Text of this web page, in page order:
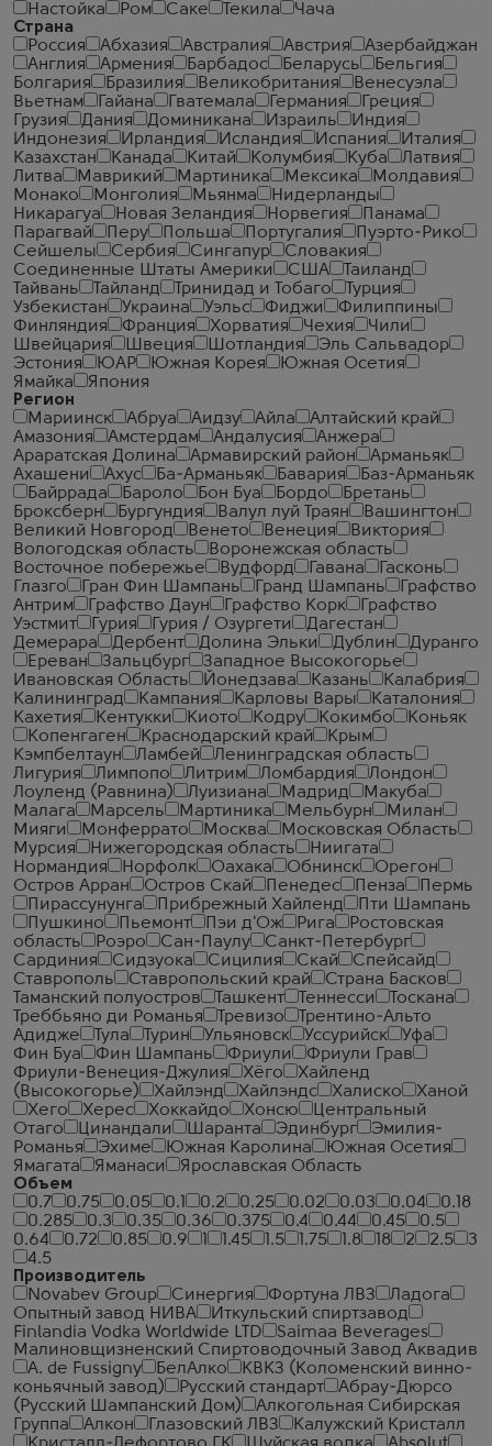
Настойка
Ром Саке Текила
Чача
Страна
Россия
Абхазия Австралия Австрия
Азербайджан
Англия
Армения Барбадос Беларусь
Бельгия
Болгария
Бразилия Великобритания
Венесуэла
Вьетнам
Гайана Гватемала Германия
Греция
Грузия
Дания Доминикана Израиль
Индия
Индонезия
Ирландия Исландия Испания
Италия
Казахстан
Канада Китай Колумбия Куба
Латвия
Литва
Маврикий Мартиника Мексика
Молдавия
Монако
Монголия Мьянма
Нидерланды
Никарагуа
Новая Зеландия Норвегия
Панама
Парагвай
Перу Польша Португалия
Пуэрто-Рико
Сейшелы
Сербия Сингапур
Словакия
Соединенные Штаты Америки
США
Таиланд
Тайвань
Тайланд Тринидад и Тобаго
Турция
Узбекистан
Украина Уэльс Фиджи
Филиппины
Финляндия
Франция Хорватия Чехия
Чили
Швейцария
Швеция Шотландия
Эль Сальвадор
Эстония
ЮАР Южная Корея
Южная Осетия
Ямайка
Япония
Регион
Мариинск
Абруа Аидзу Айла
Алтайский край
Амазония
Амстердам Андалусия
Анжера
Араратская Долина
Армавирский район
Арманьяк
Ахашени
Ахус Ба-Арманьяк Бавария
Баз-Арманьяк
Байррада
Бароло Бон Буа Бордо
Бретань
Броксберн
Бургундия Валул луй Траян
Вашингтон
Великий Новгород
Венето Венеция
Виктория
Вологодская область
Воронежская область
Восточное побережье
Вудфорд Гавана
Гасконь
Глазго
Гран Фин Шампань Гранд Шампань
Графство
Антрим
Графство Даун Графство Корк
Графство
Уэстмит
Гурия Гурия / Озургети
Дагестан
Демерара
Дербент Долина Эльки Дублин
Дуранго
Ереван
Зальцбург
Западное Высокогорье
Ивановская Область
Йонедзава Казань
Калабрия
Калининград
Кампания Карловы Вары
Каталония
Кахетия
Кентукки Киото Кодру Кокимбо
Коньяк
Копенгаген
Краснодарский край
Крым
Кэмпбелтаун
Ламбей
Ленинградская область
Лигурия
Лимпопо Литрим Ломбардия
Лондон
Лоуленд (Равнина)
Луизиана Мадрид
Макуба
Малага
Марсель Мартиника Мельбурн
Милан
Мияги
Монферрато Москва
Московская Область
Мурсия
Нижегородская область
Ниигата
Нормандия
Норфолк Оахака Обнинск
Орегон
Остров Арран
Остров Скай Пенедес Пенза
Пермь
Пирассунунга
Прибрежный Хайленд
Пти Шампань
Пушкино
Пьемонт Пэи д'Ож Рига
Ростовская
область
Роэро Сан-Паулу
Санкт-Петербург
Сардиния
Сидзуока Сицилия Скай
Спейсайд
Ставрополь
Ставропольский край
Страна Басков
Таманский полуостров
Ташкент Теннесси
Тоскана
Треббьяно ди Романья
Тревизо
Трентино-Альто
Адидже
Тула Турин Ульяновск Уссурийск
Уфа
Фин Буа
Фин Шампань Фриули
Фриули Грав
Фриули-Венеция-Джулия
Хёго
Хайленд
(Высокогорье)
Хайлэнд Хайлэндс Халиско
Ханой
Хего
Херес Хоккайдо Хонсю
Центральный
Отаго
Цинандали Шаранта Эдинбург
Эмилия-
Романья
Эхиме Южная Каролина
Южная Осетия
Ямагата
Яманаси
Ярославская Область
Объем
0.7
0.75 0.05 0.1 0.2 0.25 0.02 0.03 0.04
0.18
0.285
0.3 0.35 0.36 0.375 0.4 0.44 0.45
0.5
0.64
0.72 0.85 0.9 1.45 1.5 1.75 1.8 18 2 2.5
3
4.5
Производитель
Novabev Group
Синергия Фортуна ЛВЗ
Ладога
Опытный завод НИВА
Иткульский спиртзавод
Finlandia Vodka Worldwide LTD
Saimaa Beverages
Малиновщизненский Спиртоводочный Завод Аквадив
A. de Fussigny
БелАлко
КВКЗ (Коломенский винно-
коньячный завод)
Русский стандарт
Абрау-Дюрсо
(Русский Шампанский Дом)
Алкогольная Сибирская
Группа
Алкон Глазовский ЛВЗ
Калужский Кристалл